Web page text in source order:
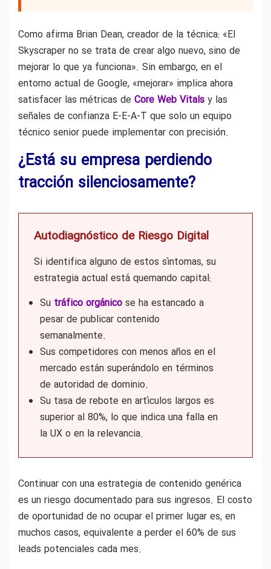
Como afirma Brian Dean, creador de la técnica: «El
Skyscraper no se trata de crear algo nuevo, sino de
mejorar lo que ya funciona». Sin embargo, en el
entorno actual de Google, «mejorar» implica ahora
satisfacer las métricas de Core Web Vitals y las
señales de confianza E-E-A-T que solo un equipo
técnico senior puede implementar con precisión.
¿Está su empresa perdiendo
tracción silenciosamente?
Autodiagnóstico de Riesgo Digital
Si identifica alguno de estos síntomas, su
estrategia actual está quemando capital:
Su tráfico orgánico se ha estancado a
pesar de publicar contenido
semanalmente.
Sus competidores con menos años en el
mercado están superándolo en términos
de autoridad de dominio.
Su tasa de rebote en artículos largos es
superior al 80%, lo que indica una falla en
la UX o en la relevancia.
Continuar con una estrategia de contenido genérica
es un riesgo documentado para sus ingresos. El costo
de oportunidad de no ocupar el primer lugar es, en
muchos casos, equivalente a perder el 60% de sus
leads potenciales cada mes.